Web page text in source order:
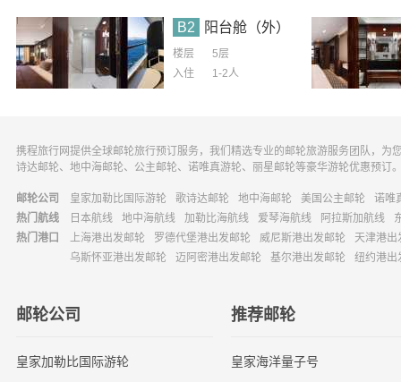
B2 阳台舱（外）
楼层
5层
入住
1-2人
携程旅行网提供全球邮轮旅行预订服务，我们精选专业的邮轮旅游服务团队，
诗达邮轮、地中海邮轮、公主邮轮、诺唯真游轮、丽星邮轮等豪华游轮优惠预订
邮轮公司 皇家加勒比国际游轮 歌诗达邮轮 地中海邮轮 美国公主邮轮
诺唯
热门航线
日本航线 地中海航线 加勒比海航线 爱琴海航线 阿拉斯加航线
热门港口
上海港出发邮轮 罗德代堡港出发邮轮 威尼斯港出发邮轮
天津港出
乌斯怀亚港出发邮轮
迈阿密港出发邮轮 基尔港出发邮轮 纽约港出
邮轮公司
皇家加勒比国际游轮
推荐邮轮
皇家海洋量子号